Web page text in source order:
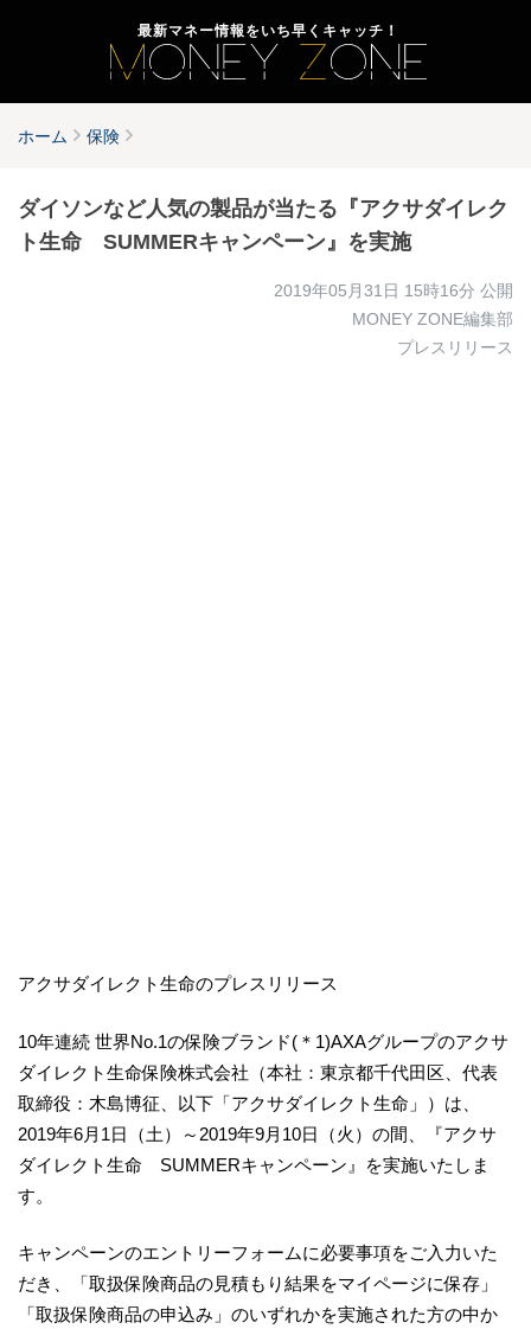
最新マネー情報をいち早くキャッチ！
ホーム 保険
ダイソンなど人気の製品が当たる『アクサダイレク
ト生命 SUMMERキャンペーン』を実施
2019年05月31日 15時16分 公開
MONEY ZONE編集部
プレスリリース
アクサダイレクト生命のプレスリリース
10年連続 世界No.1の保険ブランド(＊1)AXAグループのアクサ
ダイレクト生命保険株式会社（本社：東京都千代田区、代表
取締役：木島博征、以下「アクサダイレクト生命」）は、
2019年6月1日（土）～2019年9月10日（火）の間、『アクサ
ダイレクト生命 SUMMERキャンペーン』を実施いたしま
す。
キャンペーンのエントリーフォームに必要事項をご入力いた
だき、「取扱保険商品の見積もり結果をマイページに保存」
「取扱保険商品の申込み」のいずれかを実施された方の中か